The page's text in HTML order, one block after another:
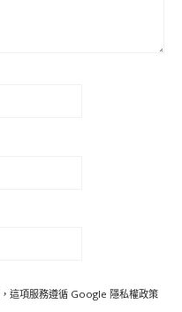
這項服務遵循 Google 隱私權政策